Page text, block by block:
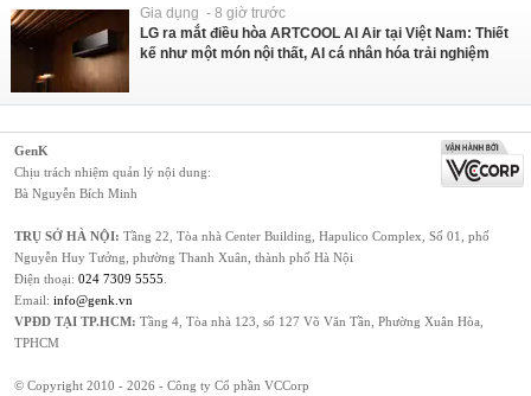
Gia dụng - 8 giờ trước
LG ra mắt điều hòa ARTCOOL AI Air tại Việt Nam: Thiết
kế như một món nội thất, AI cá nhân hóa trải nghiệm
GenK
Chịu trách nhiệm quản lý nội dung:
Bà Nguyễn Bích Minh
TRỤ SỞ HÀ NỘI: Tầng 22, Tòa nhà Center Building, Hapulico Complex, Số 01, phố
Nguyễn Huy Tưởng, phường Thanh Xuân, thành phố Hà Nội
Điện thoại: 024 7309 5555
Email: info@genk.vn
VPĐD TẠI TP.HCM: Tầng 4, Tòa nhà 123, số 127 Võ Văn Tần, Phường Xuân Hòa,
TPHCM
© Copyright 2010 - 2026 - Công ty Cổ phần VCCorp